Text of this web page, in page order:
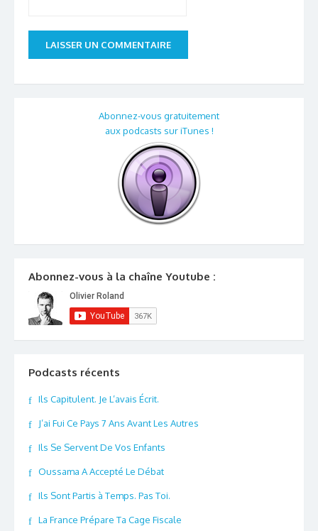
Abonnez-vous gratuitement
aux podcasts sur iTunes !
Abonnez-vous à la chaîne Youtube :
Podcasts récents
Ils Capitulent. Je L’avais Écrit.
J’ai Fui Ce Pays 7 Ans Avant Les Autres
Ils Se Servent De Vos Enfants
Oussama A Accepté Le Débat
Ils Sont Partis à Temps. Pas Toi.
La France Prépare Ta Cage Fiscale